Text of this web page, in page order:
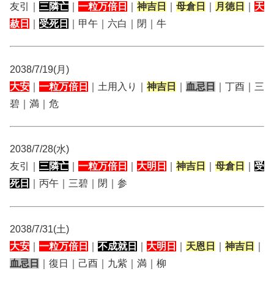
友引｜ 三隣亡 一粒万倍日 神吉日 母倉日 月徳日
天
赦日
受死日 ｜甲午｜六白｜閉｜牛
2038/7/19(月)
大安
一粒万倍日 ｜土用入り｜ 神吉日 血忌日
｜丁酉｜三
碧｜満｜危
2038/7/28(水)
友引｜ 三隣亡 一粒万倍日 大明日 神吉日 母倉日
受
死日
｜丙午｜三碧｜閉｜参
2038/7/31(土)
大安
一粒万倍日 不成就日 大明日 天恩日 神吉日
血忌日
｜復日｜己酉｜九紫｜満｜柳